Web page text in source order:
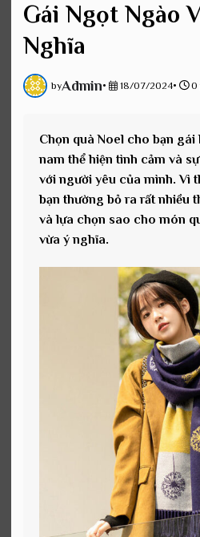
Gái Ngọt Ngào
Nghĩa
byAdmin• 18/07/2024• 0
Chọn quà Noel cho bạn
nam thể hiện tình cảm và
với người yêu của mình. Vì
bạn thường bỏ ra rất nhiều
và lựa chọn sao cho món
vừa ý nghĩa.